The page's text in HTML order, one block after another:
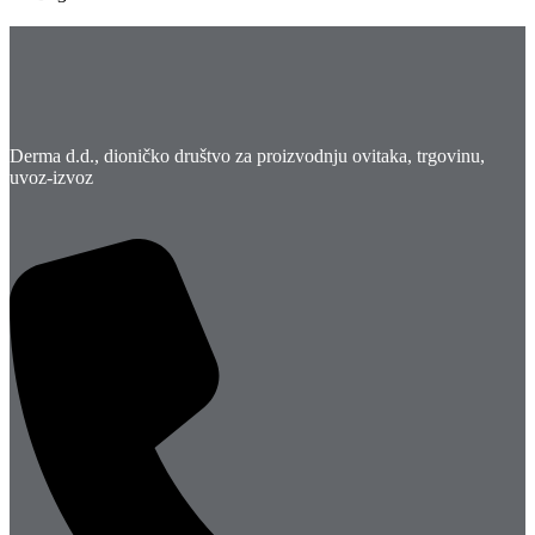
proizvoda
Derma d.d., dioničko društvo za proizvodnju ovitaka, trgovinu,
uvoz-izvoz